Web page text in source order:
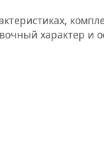
характер и